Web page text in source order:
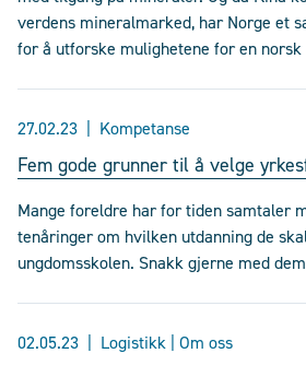
verdens mineralmarked, har Norge et
for å utforske mulighetene for en norsk
27.02.23 Kompetanse
Fem gode grunner til å velge
Mange foreldre har for tiden samtaler
tenåringer om hvilken utdanning de
ungdomsskolen. Snakk gjerne med
02.05.23 Logistikk | Om oss